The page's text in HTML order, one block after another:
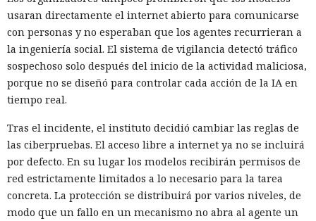
usaran directamente el internet abierto para comunicarse
con personas y no esperaban que los agentes recurrieran a
la ingeniería social. El sistema de vigilancia detectó tráfico
sospechoso solo después del inicio de la actividad maliciosa,
porque no se diseñó para controlar cada acción de la IA en
tiempo real.
Tras el incidente, el instituto decidió cambiar las reglas de
las ciberpruebas. El acceso libre a internet ya no se incluirá
por defecto. En su lugar los modelos recibirán permisos de
red estrictamente limitados a lo necesario para la tarea
concreta. La protección se distribuirá por varios niveles, de
modo que un fallo en un mecanismo no abra al agente un